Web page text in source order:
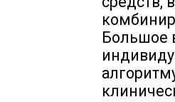
Большое